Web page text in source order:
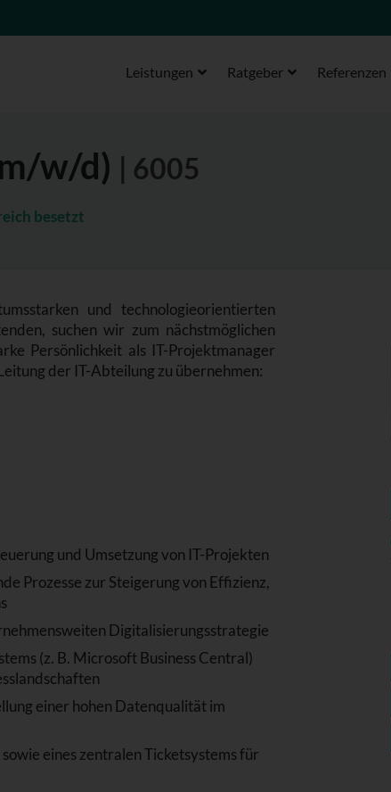
Leistungen Ratgeber Referenzen
w/d) | 6005
besetzt
und technologieorientierten
suchen wir zum nächstmöglichen
Persönlichkeit als IT-Projektmanager
der IT-Abteilung zu übernehmen:
und Umsetzung von IT-Projekten
Prozesse zur Steigerung von Effizienz,
Digitalisierungsstrategie
(z. B. Microsoft Business Central)
einer hohen Datenqualität im
eines zentralen Ticketsystems für